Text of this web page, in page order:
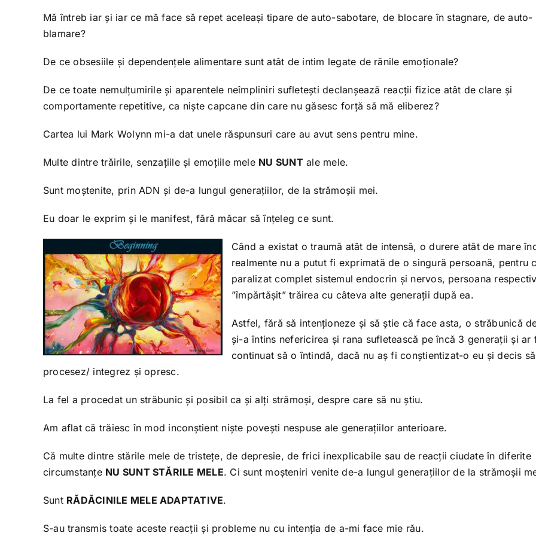
Mă întreb iar și iar ce mă face să repet aceleași tipare de auto-sabotare, de blocare în stagnare, de auto-
blamare?
De ce obsesiile și dependențele alimentare sunt atât de intim legate de rănile emoționale?
De ce toate nemulțumirile și aparentele neîmpliniri sufletești declanșează reacții fizice atât de clare și
comportamente repetitive, ca niște capcane din care nu găsesc forță să mă eliberez?
Cartea lui Mark Wolynn mi-a dat unele răspunsuri care au avut sens pentru mine.
Multe dintre trăirile, senzațiile și emoțiile mele NU SUNT ale mele.
Sunt moștenite, prin ADN și de-a lungul generațiilor, de la strămoșii mei.
Eu doar le exprim și le manifest, fără măcar să înțeleg ce sunt.
Când a existat o traumă atât de intensă, o durere atât de mare
realmente nu a putut fi exprimată de o singură persoană, pentru
paralizat complet sistemul endocrin și nervos, persoana
”împărtășit” trăirea cu câteva alte generații după ea.
Astfel, fără să intenționeze și să știe că face asta, o străbunică
și-a întins nefericirea și rana sufletească pe încă 3 generații și ar
continuat să o întindă, dacă nu aș fi conștientizat-o eu și decis
procesez/ integrez și opresc.
La fel a procedat un străbunic și posibil ca și alți strămoși, despre care să nu știu.
Am aflat că trăiesc în mod inconștient niște povești nespuse ale generațiilor anterioare.
Că multe dintre stările mele de tristețe, de depresie, de frici inexplicabile sau de reacții ciudate în diferite
circumstanțe NU SUNT STĂRILE MELE. Ci sunt moșteniri venite de-a lungul generațiilor de la strămoșii
Sunt RĂDĂCINILE MELE ADAPTATIVE.
S-au transmis toate aceste reacții și probleme nu cu intenția de a-mi face mie rău.